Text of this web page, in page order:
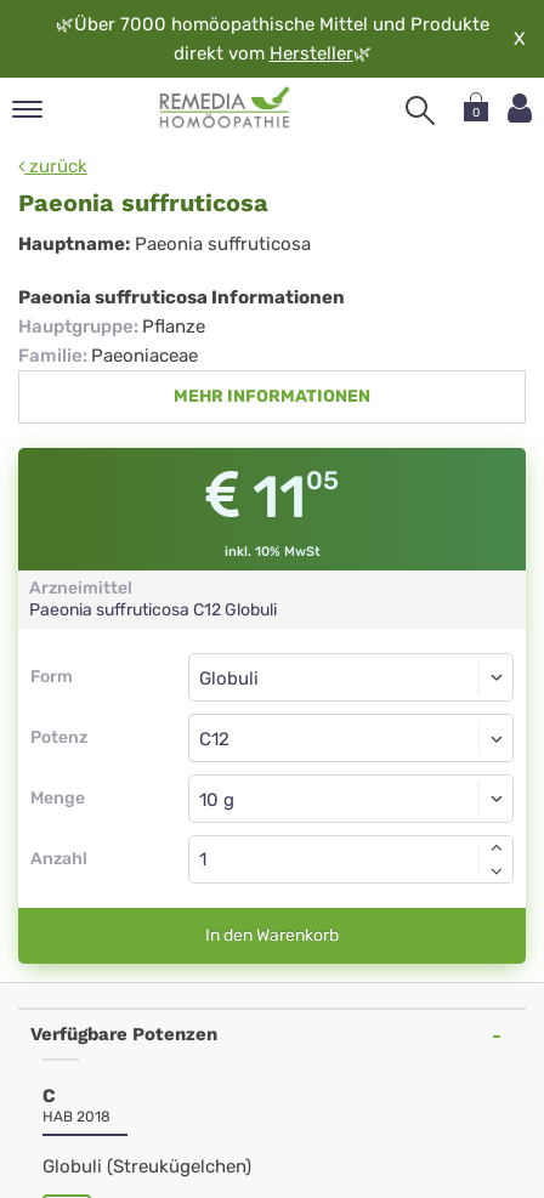
🌿Über 7000 homöopathische Mittel und Produkte
direkt vom Hersteller🌿
X
0
zurück
Paeonia suffruticosa
Paeonia
suffruticosa
Hauptname: Paeonia suffruticosa
Paeonia suffruticosa Informationen
Hauptgruppe: Pflanze
Familie: Paeoniaceae
MEHR INFORMATIONEN
1105
inkl. 10% MwSt
Arzneimittel
Paeonia suffruticosa C12Globuli
Form
Form
Potenz
Globuli
C12
Menge
Globuli
Anzahl
In den Warenkorb
Verfügbare Potenzen
C
HAB 2018
Globuli (Streukügelchen)